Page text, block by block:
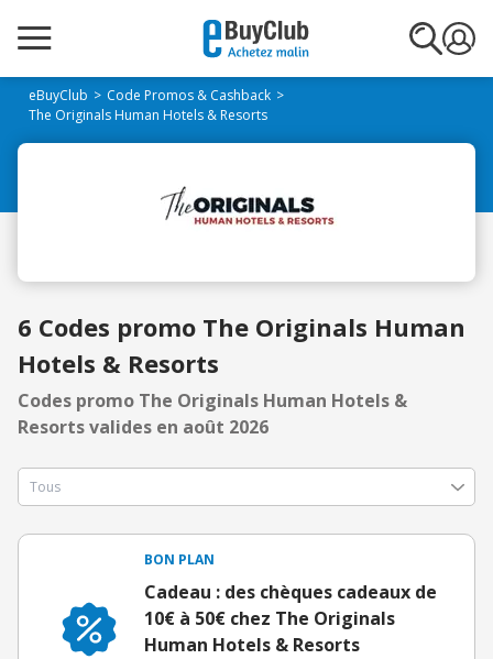
eBuyClub
Code Promos & Cashback
The Originals Human Hotels & Resorts
6 Codes promo The Originals Human
Hotels & Resorts
Codes promo The Originals Human Hotels &
Resorts valides en août 2026
BON PLAN
Cadeau : des chèques cadeaux de
10€ à 50€ chez The Originals
Human Hotels & Resorts